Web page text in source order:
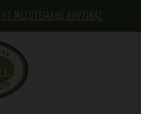
ΜΕΣΟΓΕΙΑΚΗΣ ΚΟΥΖΙΝΑΣ